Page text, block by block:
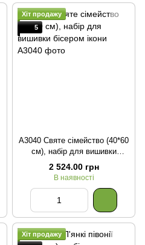
Хіт продажу
5
А3040 Святе сімейство (40*60
см), набір для вишивки
бісером ікони
2 524.00 грн
В наявності
Хіт продажу